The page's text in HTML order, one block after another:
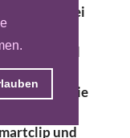
Dabei
das TV-
Bestandteil
und
neue Studie
und